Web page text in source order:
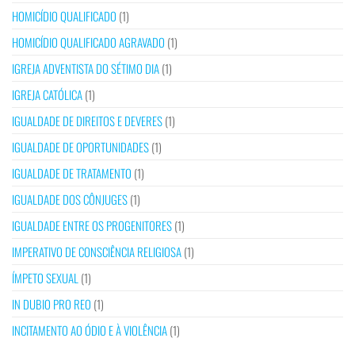
HOMICÍDIO QUALIFICADO (1)
HOMICÍDIO QUALIFICADO AGRAVADO (1)
IGREJA ADVENTISTA DO SÉTIMO DIA(1)
IGREJA CATÓLICA(1)
IGUALDADE DE DIREITOS E DEVERES(1)
IGUALDADE DE OPORTUNIDADES(1)
IGUALDADE DE TRATAMENTO (1)
IGUALDADE DOS CÔNJUGES(1)
IGUALDADE ENTRE OS PROGENITORES(1)
IMPERATIVO DE CONSCIÊNCIA RELIGIOSA(1)
ÍMPETO SEXUAL (1)
IN DUBIO PRO REO (1)
INCITAMENTO AO ÓDIO E À VIOLÊNCIA(1)